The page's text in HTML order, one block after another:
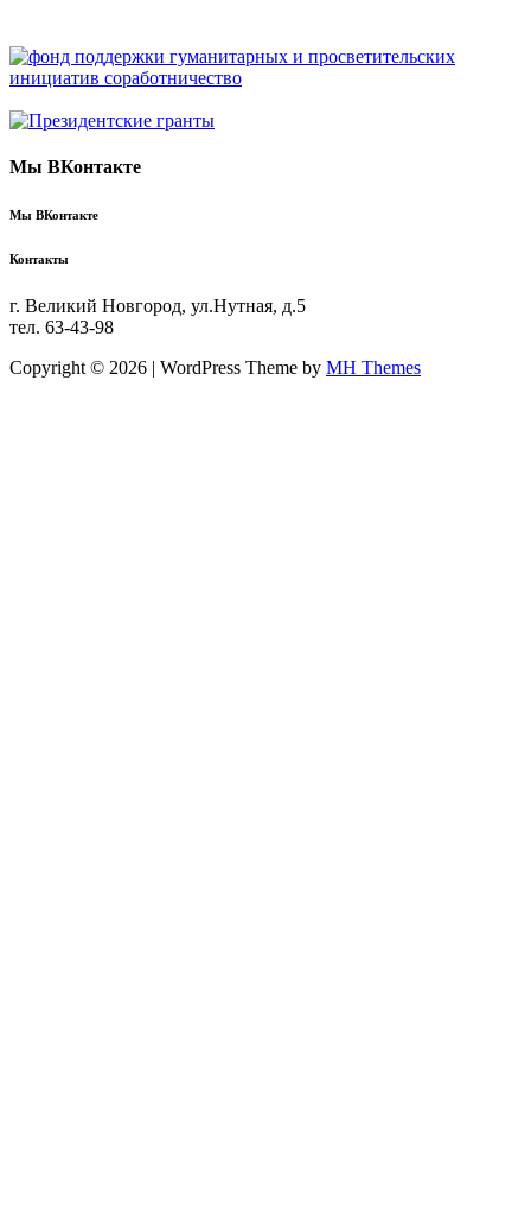
Мы ВКонтакте
Мы ВКонтакте
Контакты
г. Великий Новгород, ул.Нутная, д.5
тел. 63-43-98
Copyright © 2026 | WordPress Theme by MH Themes